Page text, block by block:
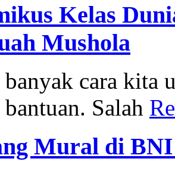
Kelas
Mushola
cara kita
bantuan. Salah
Mural di BNI